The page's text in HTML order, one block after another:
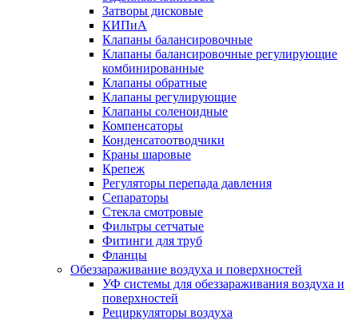
Затворы дисковые
КИПиА
Клапаны балансировочные
Клапаны балансировочные регулирующие
комбинированные
Клапаны обратные
Клапаны регулирующие
Клапаны соленоидные
Компенсаторы
Конденсатоотводчики
Краны шаровые
Крепеж
Регуляторы перепада давления
Сепараторы
Стекла смотровые
Фильтры сетчатые
Фитинги для труб
Фланцы
Обеззараживание воздуха и поверхностей
УФ системы для обеззараживания воздуха и
поверхностей
Рециркуляторы воздуха